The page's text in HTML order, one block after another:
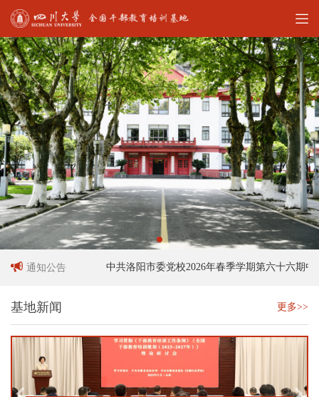
通知公告
招聘启事 中共洛阳市委党校2026年春季学期第六十六期中青
基地新闻 更多>>